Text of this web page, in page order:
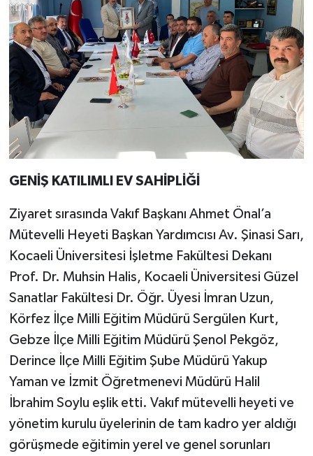
GENİŞ KATILIMLI EV SAHİPLİĞİ
Ziyaret sırasında Vakıf Başkanı Ahmet Önal’a
Mütevelli Heyeti Başkan Yardımcısı Av. Şinasi Sarı,
Kocaeli Üniversitesi İşletme Fakültesi Dekanı
Prof. Dr. Muhsin Halis, Kocaeli Üniversitesi Güzel
Sanatlar Fakültesi Dr. Öğr. Üyesi İmran Uzun,
Körfez İlçe Milli Eğitim Müdürü Sergülen Kurt,
Gebze İlçe Milli Eğitim Müdürü Şenol Pekgöz,
Derince İlçe Milli Eğitim Şube Müdürü Yakup
Yaman ve İzmit Öğretmenevi Müdürü Halil
İbrahim Soylu eşlik etti. Vakıf mütevelli heyeti ve
yönetim kurulu üyelerinin de tam kadro yer aldığı
görüşmede eğitimin yerel ve genel sorunları